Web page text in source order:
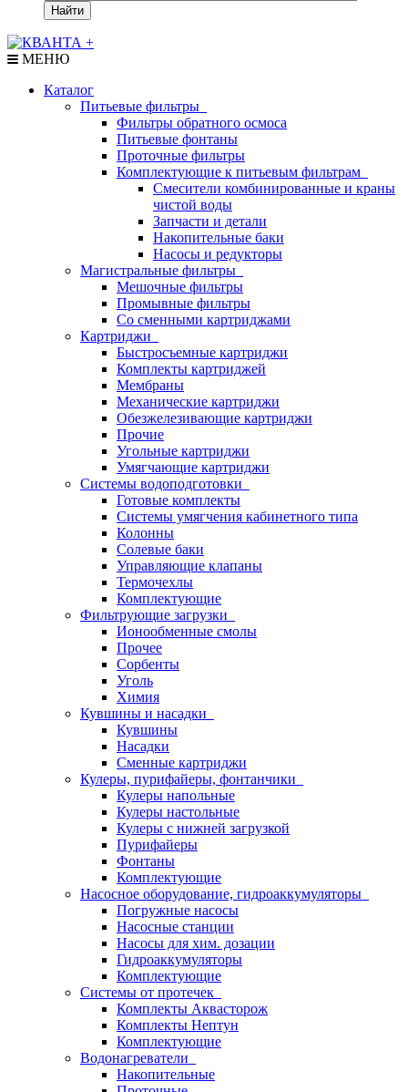
Найти
МЕНЮ
Каталог
Питьевые фильтры
Фильтры обратного осмоса
Питьевые фонтаны
Проточные фильтры
Комплектующие к питьевым фильтрам
Смесители комбинированные и краны
чистой воды
Запчасти и детали
Накопительные баки
Насосы и редукторы
Магистральные фильтры
Мешочные фильтры
Промывные фильтры
Со сменными картриджами
Картриджи
Быстросъемные картриджи
Комплекты картриджей
Мембраны
Механические картриджи
Обезжелезивающие картриджи
Прочие
Угольные картриджи
Умягчающие картриджи
Системы водоподготовки
Готовые комплекты
Системы умягчения кабинетного типа
Колонны
Солевые баки
Управляющие клапаны
Термочехлы
Комплектующие
Фильтрующие загрузки
Ионообменные смолы
Прочее
Сорбенты
Уголь
Химия
Кувшины и насадки
Кувшины
Насадки
Сменные картриджи
Кулеры, пурифайеры, фонтанчики
Кулеры напольные
Кулеры настольные
Кулеры с нижней загрузкой
Пурифайеры
Фонтаны
Комплектующие
Насосное оборудование, гидроаккумуляторы
Погружные насосы
Насосные станции
Насосы для хим. дозации
Гидроаккумуляторы
Комплектующие
Системы от протечек
Комплекты Аквасторож
Комплекты Нептун
Комплектующие
Водонагреватели
Накопительные